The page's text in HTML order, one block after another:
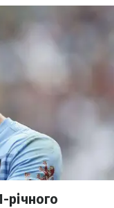
річного